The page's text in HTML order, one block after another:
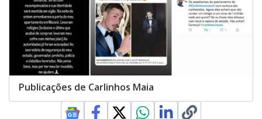
Publicações de Carlinhos Maia